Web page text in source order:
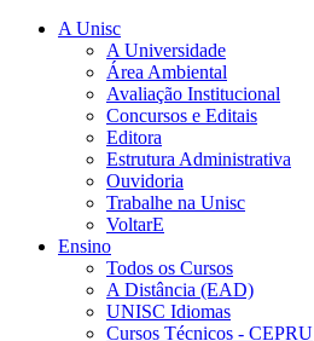
A Unisc
A Universidade
Área Ambiental
Avaliação Institucional
Concursos e Editais
Editora
Estrutura Administrativa
Ouvidoria
Trabalhe na Unisc
VoltarE
Ensino
Todos os Cursos
A Distância (EAD)
UNISC Idiomas
Cursos Técnicos - CEPRU